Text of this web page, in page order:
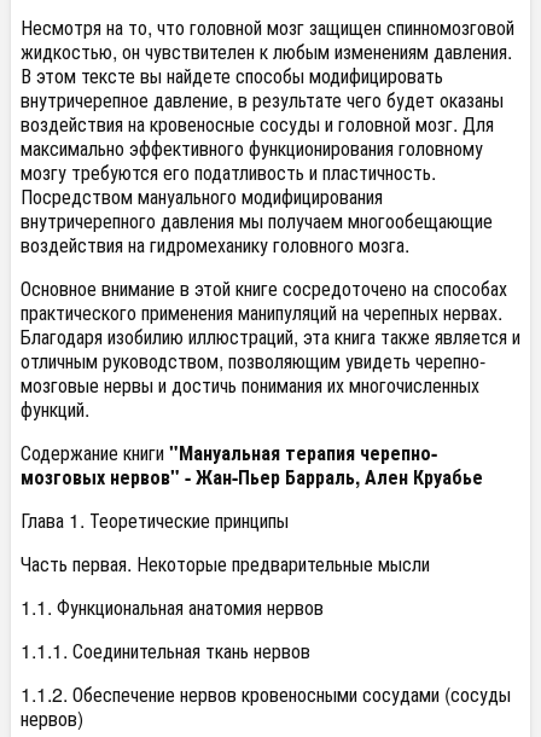
Несмотря на то, что головной мозг защищен спинномозговой
жидкостью, он чувствителен к любым изменениям давления.
В этом тексте вы найдете способы модифицировать
внутричерепное давление, в результате чего будет оказаны
воздействия на кровеносные сосуды и головной мозг. Для
максимально эффективного функционирования головному
мозгу требуются его податливость и пластичность.
Посредством мануального модифицирования
внутричерепного давления мы получаем многообещающие
воздействия на гидромеханику головного мозга.
Основное внимание в этой книге сосредоточено на способах
практического применения манипуляций на черепных нервах.
Благодаря изобилию иллюстраций, эта книга также является и
отличным руководством, позволяющим увидеть черепно-
мозговые нервы и достичь понимания их многочисленных
функций.
Содержание книги"Мануальная терапия черепно-
мозговых нервов" - Жан-Пьер Барраль, Ален Круабье
Глава 1. Теоретические принципы
Часть первая. Некоторые предварительные мысли
1.1. Функциональная анатомия нервов
1.1.1. Соединительная ткань нервов
1.1.2. Обеспечение нервов кровеносными сосудами (сосуды
нервов)